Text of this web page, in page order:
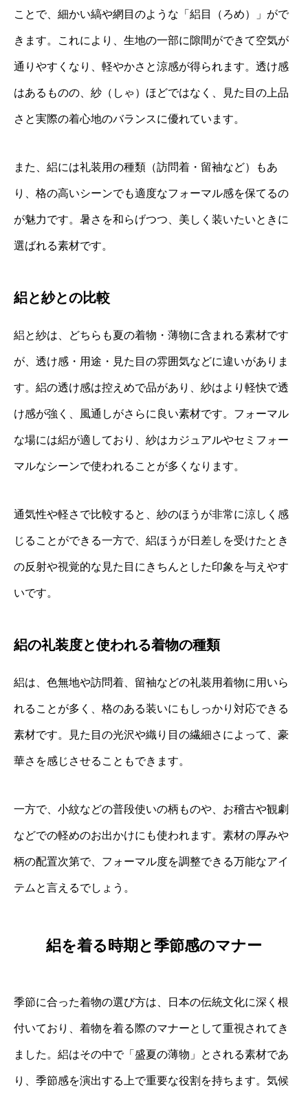
ことで、細かい縞や網目のような「絽目（ろめ）」がで
きます。これにより、生地の一部に隙間ができて空気が
通りやすくなり、軽やかさと涼感が得られます。透け感
はあるものの、紗（しゃ）ほどではなく、見た目の上品
さと実際の着心地のバランスに優れています。
また、絽には礼装用の種類（訪問着・留袖など）もあ
り、格の高いシーンでも適度なフォーマル感を保てるの
が魅力です。暑さを和らげつつ、美しく装いたいときに
選ばれる素材です。
絽と紗との比較
絽と紗は、どちらも夏の着物・薄物に含まれる素材です
が、透け感・用途・見た目の雰囲気などに違いがありま
す。絽の透け感は控えめで品があり、紗はより軽快で透
け感が強く、風通しがさらに良い素材です。フォーマル
な場には絽が適しており、紗はカジュアルやセミフォー
マルなシーンで使われることが多くなります。
通気性や軽さで比較すると、紗のほうが非常に涼しく感
じることができる一方で、絽ほうが日差しを受けたとき
の反射や視覚的な見た目にきちんとした印象を与えやす
いです。
絽の礼装度と使われる着物の種類
絽は、色無地や訪問着、留袖などの礼装用着物に用いら
れることが多く、格のある装いにもしっかり対応できる
素材です。見た目の光沢や織り目の繊細さによって、豪
華さを感じさせることもできます。
一方で、小紋などの普段使いの柄ものや、お稽古や観劇
などでの軽めのお出かけにも使われます。素材の厚みや
柄の配置次第で、フォーマル度を調整できる万能なアイ
テムと言えるでしょう。
絽を着る時期と季節感のマナー
季節に合った着物の選び方は、日本の伝統文化に深く根
付いており、着物を着る際のマナーとして重視されてき
ました。絽はその中で「盛夏の薄物」とされる素材であ
り、季節感を演出する上で重要な役割を持ちます。気候